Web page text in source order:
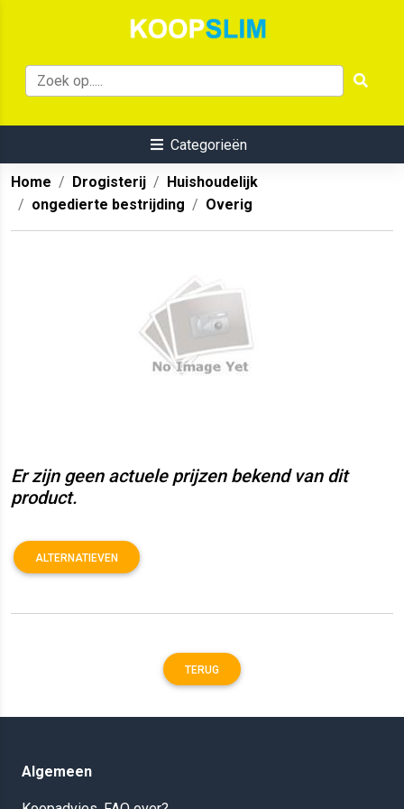
Categorieën
Home Drogisterij
Huishoudelijk
ongedierte bestrijding
Overig
Er zijn geen actuele prijzen bekend van dit
product.
ALTERNATIEVEN
TERUG
Algemeen